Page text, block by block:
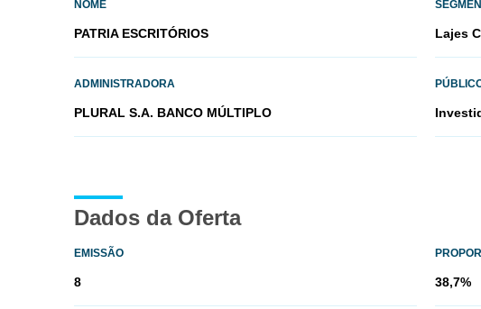
NOME
PATRIA ESCRITÓRIOS Lajes
ADMINISTRADORA
PLURAL S.A. BANCO MÚLTIPLO
Dados da Oferta
EMISSÃO
8 38,7%